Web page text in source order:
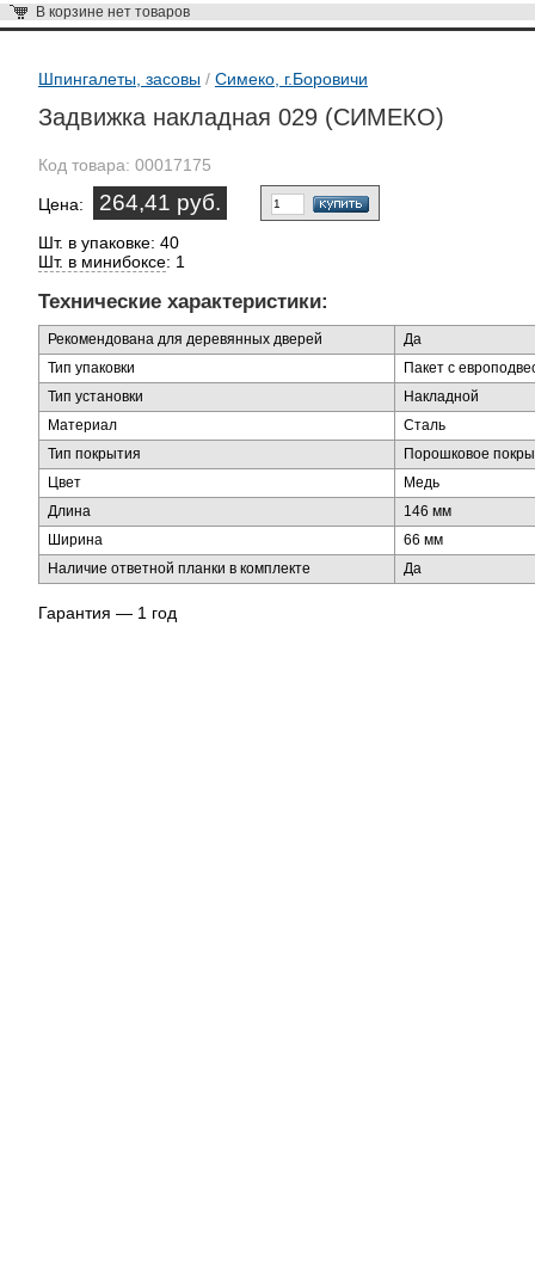
В корзине нет товаров
Шпингалеты, засовы / Симеко, г.Боровичи
Задвижка накладная 029 (СИМЕКО)
Код товара: 00017175
Цена: 264,41 руб.
Шт. в упаковке: 40
Шт. в минибоксе: 1
Технические характеристики:
Рекомендована для деревянных дверей
Да
Тип упаковки
Пакет с
Тип установки
Накладной
Материал
Сталь
Тип покрытия
Порошковое
Цвет
Медь
Длина
146 мм
Ширина
66 мм
Наличие ответной планки в комплекте
Да
Гарантия — 1 год